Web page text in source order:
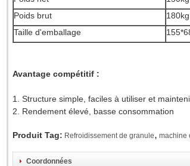
Poids brut
180kg
Taille d'emballage
Avantage compétitif :
1. Structure simple, faciles à utiliser et
2. Rendement élevé, basse consommation
Produit Tag: Refroidissement de granule, machine
Coordonnées